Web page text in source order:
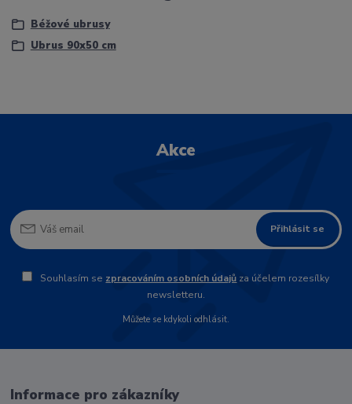
Béžové ubrusy
Ubrus 90x50 cm
Akce
Přihlásit se
Souhlasím se zpracováním osobních údajů za účelem rozesílky
newsletteru.
Můžete se kdykoli odhlásit.
Informace pro zákazníky